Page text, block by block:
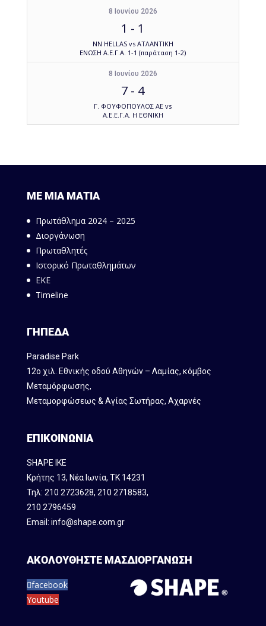
8 Ιουνίου 2026
1 - 1
NN HELLAS vs ΑΤΛΑΝΤΙΚΗ
ΕΝΩΣΗ Α.Ε.Γ.Α. 1-1 (παράταση 1-2)
8 Ιουνίου 2026
7 - 4
Γ. ΦΟΥΦΟΠΟΥΛΟΣ ΑΕ vs
Α.Ε.Ε.Γ.Α. Η ΕΘΝΙΚΗ
ΜΕ ΜΙΑ ΜΑΤΙΑ
Πρωτάθλημα 2024 – 2025
Διοργάνωση
Πρωταθλητές
Ιστορικό Πρωταθλημάτων
ΕΚΕ
Timeline
ΓΗΠΕΔΑ
Paradise Park
12ο χιλ. Εθνικής οδού Αθηνών – Λαμίας, κόμβος
Mεταμόρφωσης,
Μεταμορφώσεως & Αγίας Σωτήρας, Αχαρνές
ΕΠΙΚΟΙΝΩΝΙΑ
SHAPE IKE
Κρήτης 13, Νέα Ιωνία, ΤΚ 14231
Τηλ: 210 2723628, 210 2718583,
210 2796459
Email: info@shape.com.gr
ΑΚΟΛΟΥΘΗΣΤΕ ΜΑΣ
facebook
Youtube
ΔΙΟΡΓΑΝΩΣΗ